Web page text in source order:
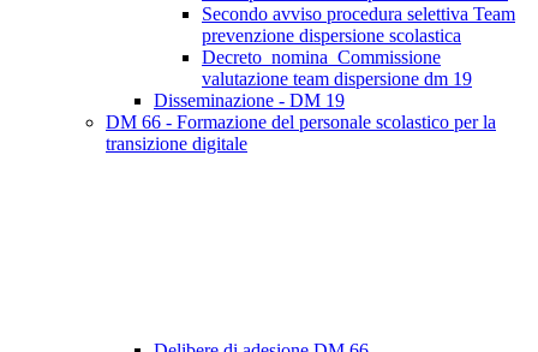
Secondo avviso procedura selettiva Team
prevenzione dispersione scolastica
Decreto_nomina_Commissione
valutazione team dispersione dm 19
Disseminazione - DM 19
DM 66 - Formazione del personale scolastico per la
transizione digitale